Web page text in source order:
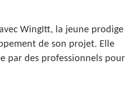
WingItt, la jeune prodige
de son projet. Elle
par des professionnels pour